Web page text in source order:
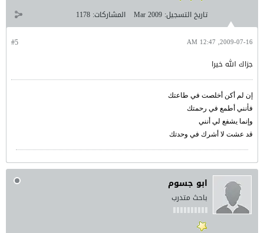
تاريخ التسجيل: Mar 2009 المشاركات: 1178
#5 2009-07-16, 12:47 AM
جزاك الله خيرا
إن لم أكن أخلصت في طاعتك
فأنني أطمع في رحمتك
وإنما يشفع لي أنني
قد عشت لا أشرك في وحدتك
ابو جسوم
باحث متدرب